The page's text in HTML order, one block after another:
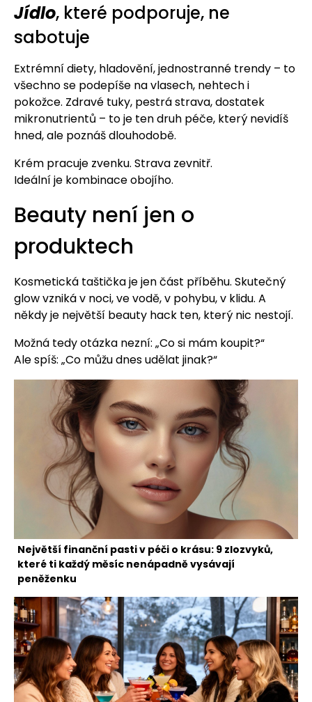
Jídlo, které podporuje, ne
sabotuje
Extrémní diety, hladovění, jednostranné trendy – to
všechno se podepíše na vlasech, nehtech i
pokožce. Zdravé tuky, pestrá strava, dostatek
mikronutrientů – to je ten druh péče, který nevidíš
hned, ale poznáš dlouhodobě.
Krém pracuje zvenku. Strava zevnitř.
Ideální je kombinace obojího.
Beauty není jen o
produktech
Kosmetická taštička je jen část příběhu. Skutečný
glow vzniká v noci, ve vodě, v pohybu, v klidu. A
někdy je největší beauty hack ten, který nic nestojí.
Možná tedy otázka nezní: „Co si mám koupit?“
Ale spíš: „Co můžu dnes udělat jinak?“
Největší finanční pasti v péči o krásu: 9 zlozvyků,
které ti každý měsíc nenápadně vysávají
peněženku